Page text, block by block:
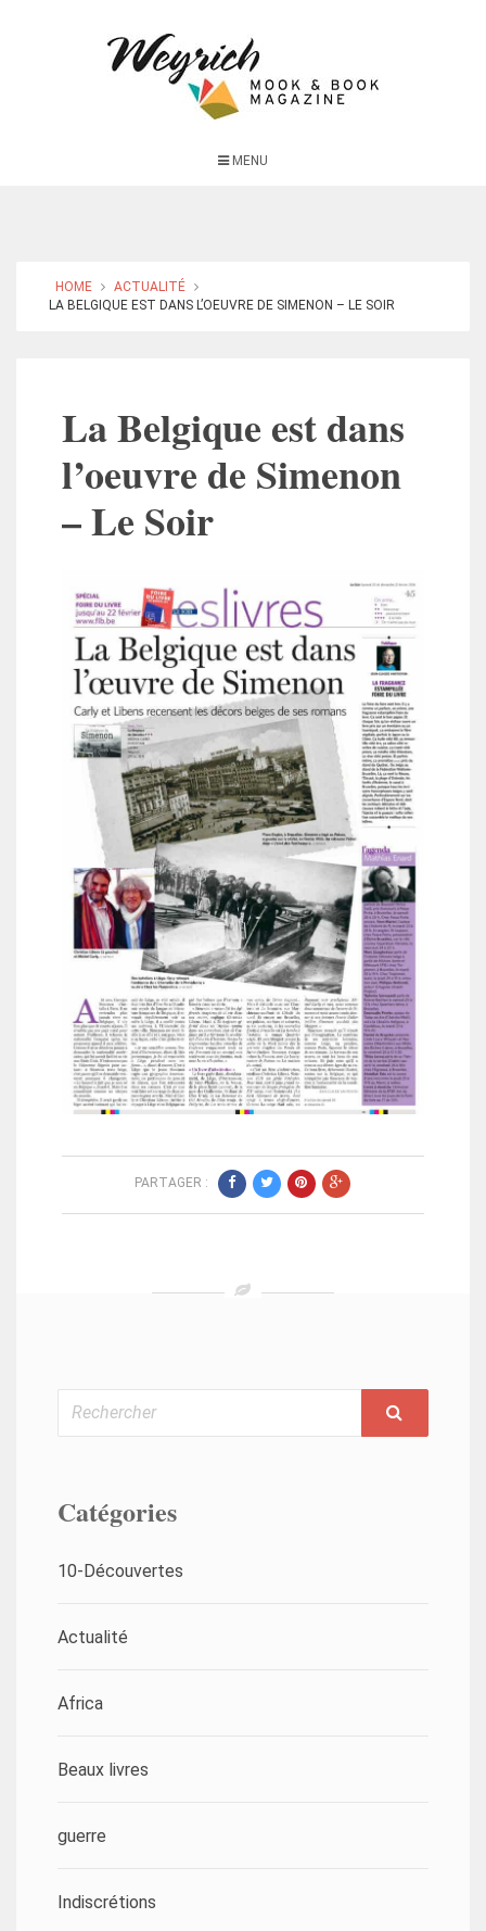
MENU
HOME
ACTUALITÉ
LA BELGIQUE EST DANS L’OEUVRE DE SIMENON – LE SOIR
La Belgique est dans
l’oeuvre de Simenon
– Le Soir
PARTAGER :
Rechercher
Catégories
10-Découvertes
Actualité
Africa
Beaux livres
guerre
Indiscrétions